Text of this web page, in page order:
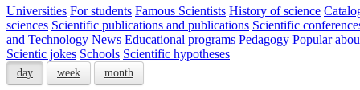
Universities For students Famous Scientists History of science
sciences Scientific publications and publications Scientific
and Technology News Educational programs Pedagogy Popular
Scientic jokes Schools Scientific hypotheses
day week month